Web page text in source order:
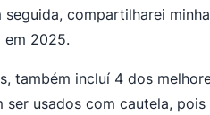
compartilharei
em 2025.
também incluí 4 dos
usados com cautela,